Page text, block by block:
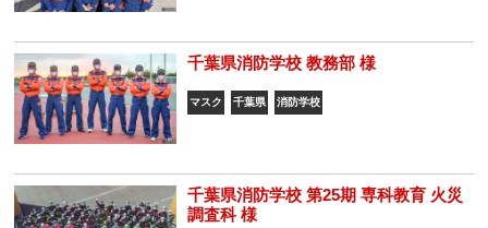
千葉県消防学校 教務部 様
マスク 千葉県 消防学校
千葉県消防学校 第25期 専科教育 火災
調査科 様